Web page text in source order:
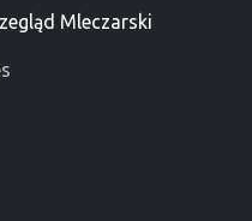
Mleczarski